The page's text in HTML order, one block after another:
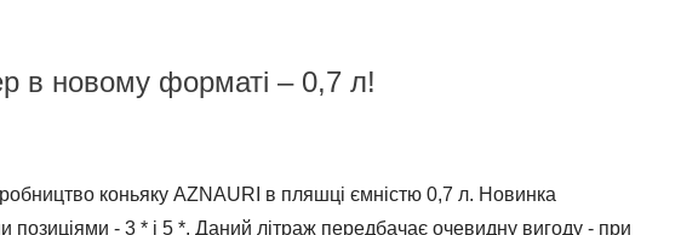
в новому форматі – 0,7 л!
коньяку AZNAURI в пляшці ємністю 0,7 л. Новинка
- 3 * і 5 *. Даний літраж передбачає очевидну вигоду - при